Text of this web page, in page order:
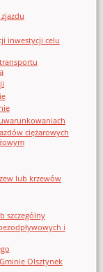
inwestycji celu
ciężarowych
lub krzewów
szczególny
i
Olsztynek